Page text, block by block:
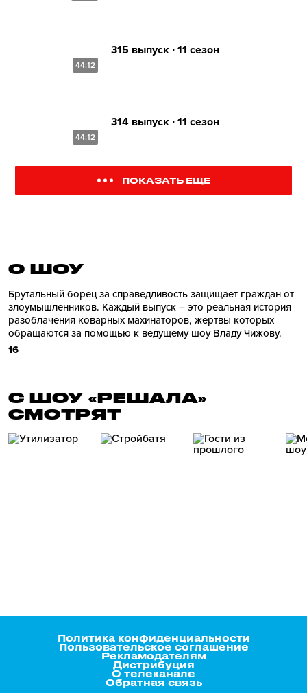
44:12
315 выпуск ∙ 11 сезон
44:12
314 выпуск ∙ 11 сезон
ПОКАЗАТЬ ЕЩЕ
О ШОУ
Брутальный борец за справедливость защищает граждан от
злоумышленников. Каждый выпуск – это реальная история
разоблачения коварных махинаторов, жертвы которых
обращаются за помощью к ведущему шоу Владу Чижову.
16
С ШОУ «РЕШАЛА»
СМОТРЯТ
Политика конфиденциальности
Пользовательское соглашение
Рекламодателям
Дистрибуция
О телеканале
Обратная связь